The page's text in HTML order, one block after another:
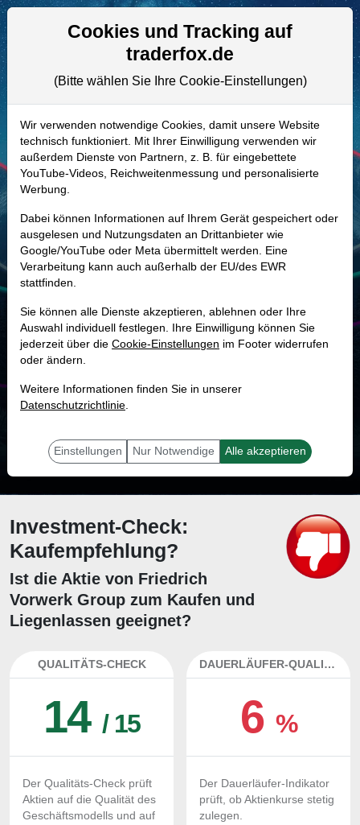
Aktien- und Artikelsuche
A255F1 | VH2–Friedrich Vorwerk
Group Aktie
Realtime-Aktienkurs:
- - -
-
Marktkapitalisierung 1,40 Mrd. EUR
Unternehmenswert
Umsatz 704,33 Mio. EUR
28.0 %
mit dieser Aktie erfolgreich sein.
Investment-Check:
Kaufempfehlung?
Ist die Aktie von Friedrich
Vorwerk Group zum Kaufen und
Liegenlassen geeignet?
QUALITÄTS-CHECK
14 / 15
Der Qualitäts-Check prüft
Aktien auf die Qualität des
Geschäftsmodells und auf
DAUERLÄUFER-QUALITÄTEN
6 %
Der Dauerläufer-Indikator
prüft, ob Aktienkurse stetig
zulegen.
Cookies und Tracking auf
traderfox.de
(Bitte wählen Sie Ihre Cookie-Einstellungen)
Wir verwenden notwendige Cookies, damit unsere Website
technisch funktioniert. Mit Ihrer Einwilligung verwenden wir
außerdem Dienste von Partnern, z. B. für eingebettete
YouTube-Videos, Reichweitenmessung und personalisierte
Werbung.
Dabei können Informationen auf Ihrem Gerät gespeichert oder
ausgelesen und Nutzungsdaten an Drittanbieter wie
Google/YouTube oder Meta übermittelt werden. Eine
Verarbeitung kann auch außerhalb der EU/des EWR
stattfinden.
Sie können alle Dienste akzeptieren, ablehnen oder Ihre
Auswahl individuell festlegen. Ihre Einwilligung können Sie
jederzeit über die Cookie-Einstellungen im Footer widerrufen
oder ändern.
Weitere Informationen finden Sie in unserer
Datenschutzrichtlinie.
Einstellungen Nur Notwendige Alle akzeptieren